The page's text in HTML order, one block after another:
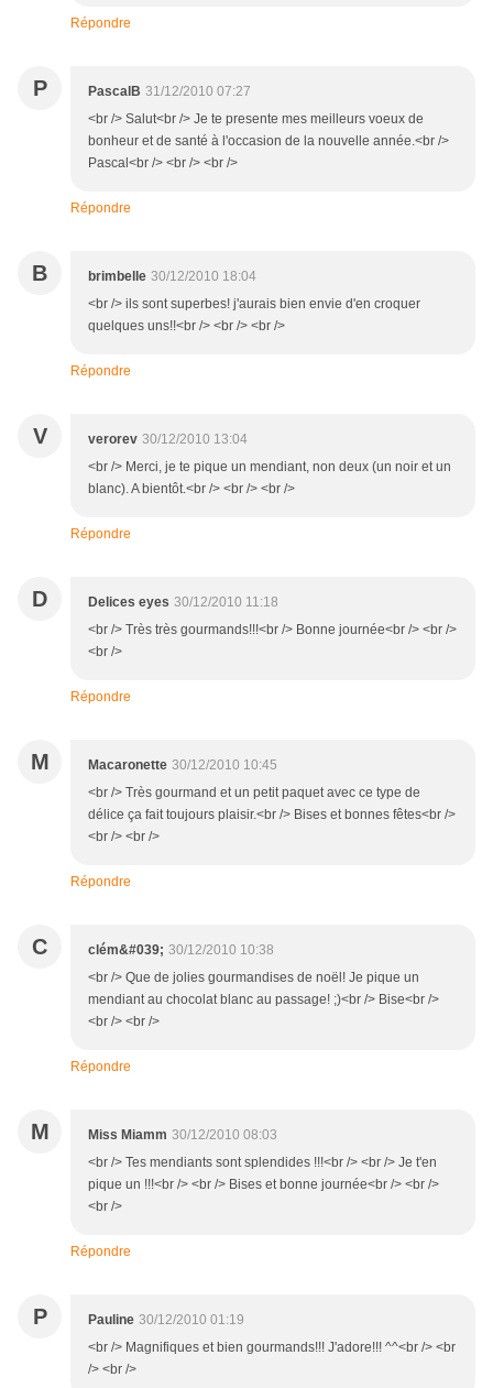
Répondre
P PascalB 31/12/2010 07:27
<br /> Salut<br /> Je te presente mes meilleurs voeux de
bonheur et de santé à l'occasion de la nouvelle année.<br />
Pascal<br /> <br /> <br />
Répondre
B brimbelle 30/12/2010 18:04
<br /> ils sont superbes! j'aurais bien envie d'en croquer
quelques uns!!<br /> <br /> <br />
Répondre
V verorev 30/12/2010 13:04
<br /> Merci, je te pique un mendiant, non deux (un noir et un
blanc). A bientôt.<br /> <br /> <br />
Répondre
D Delices eyes 30/12/2010 11:18
<br /> Très très gourmands!!!<br /> Bonne journée<br /> <br />
<br />
Répondre
M Macaronette 30/12/2010 10:45
<br /> Très gourmand et un petit paquet avec ce type de
délice ça fait toujours plaisir.<br /> Bises et bonnes fêtes<br />
<br /> <br />
Répondre
C clém&#039; 30/12/2010 10:38
<br /> Que de jolies gourmandises de noël! Je pique un
mendiant au chocolat blanc au passage! ;)<br /> Bise<br />
<br /> <br />
Répondre
M Miss Miamm 30/12/2010 08:03
<br /> Tes mendiants sont splendides !!!<br /> <br /> Je t'en
pique un !!!<br /> <br /> Bises et bonne journée<br /> <br />
<br />
Répondre
P Pauline 30/12/2010 01:19
<br /> Magnifiques et bien gourmands!!! J'adore!!! ^^<br /> <br
/> <br />